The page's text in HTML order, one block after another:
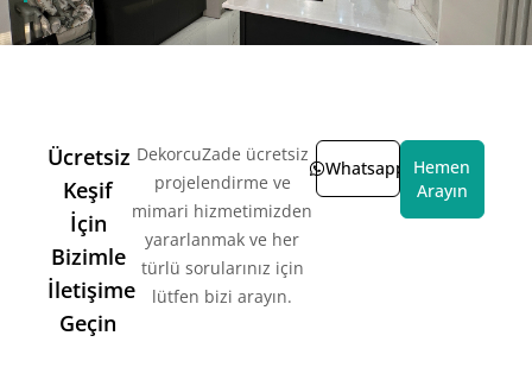
Ücretsiz
Keşif
İçin
Bizimle
İletişime
Geçin
DekorcuZade ücretsiz
projelendirme ve
mimari hizmetimizden
yararlanmak ve her
türlü sorularınız için
lütfen bizi arayın.
Whatsapp
Hemen
Arayın